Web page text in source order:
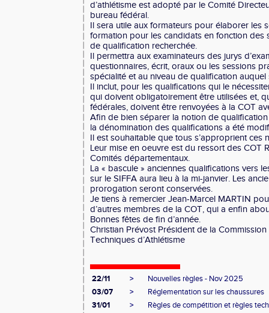
d’athlétisme est adopté par le Comité
bureau fédéral.
Il sera utile aux formateurs pour élaborer les
formation pour les candidats en fonction des
de qualification recherchée.
Il permettra aux examinateurs des jurys
questionnaires, écrit, oraux ou les sessions
spécialité et au niveau de qualification
Il inclut, pour les qualifications qui le
qui doivent obligatoirement être utilisées et,
fédérales, doivent être renvoyées à la COT
Afin de bien séparer la notion de
la dénomination des qualifications a été
Il est souhaitable que tous s’approprient ces
Leur mise en oeuvre est du ressort des COT
Comités départementaux.
La « bascule » anciennes qualifications vers
sur le SIFFA aura lieu à la mi-janvier. Les
prorogation seront conservées.
Je tiens à remercier Jean-Marcel MARTIN
d’autres membres de la COT, qui a enfin
Bonnes fêtes de fin d’année.
Christian Prévost Président de la
Techniques d’Athlétisme
22/11 >
Nouvelles règles - Nov 2025
03/07
>
Réglementation sur les chaussures
31/01
>
Règles de compétition et règles